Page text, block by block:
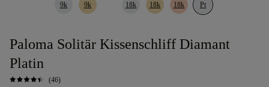
9k 9k 18k 18k 18k Pt
Paloma Solitär Kissenschliff Diamant
Platin
(46)